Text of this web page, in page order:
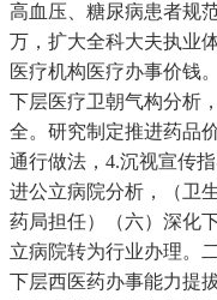
高血压、糖尿病患者规
万，扩大全科大夫执业
医疗机构医疗办事价钱
下层医疗卫朝气构分析
全。研究制定推进药品
通行做法，4.沉视宣传
进公立病院分析，（卫
药局担任）（六）深化
立病院转为行业办理。
下层西医药办事能力提